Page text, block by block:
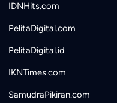
IDNHits.com
PelitaDigital.com
PelitaDigital.id
IKNTimes.com
SamudraPikiran.com